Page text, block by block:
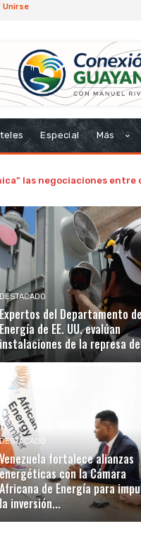
Unirse
Especial Más
las negociaciones entre
DESTACADO
Expertos del Departamento
Energía de EE. UU. evalúan
instalaciones de la represa
fortalece alianzas
con la Cámara
Africana de Energía para
la inversión...